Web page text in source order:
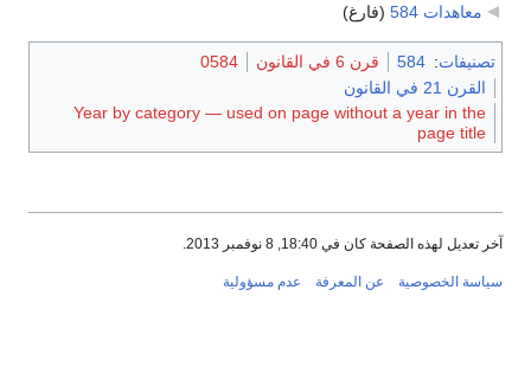
معاهدات 584 (فارغ)
تصنيفات:
584 قرن 6 في القانون
0584
القرن 21 في القانون
Year by category — used on page without a year in the
page title
آخر تعديل لهذه الصفحة كان في 18:40, 8 نوفمبر 2013.
سياسة الخصوصية عن المعرفة عدم مسؤولية